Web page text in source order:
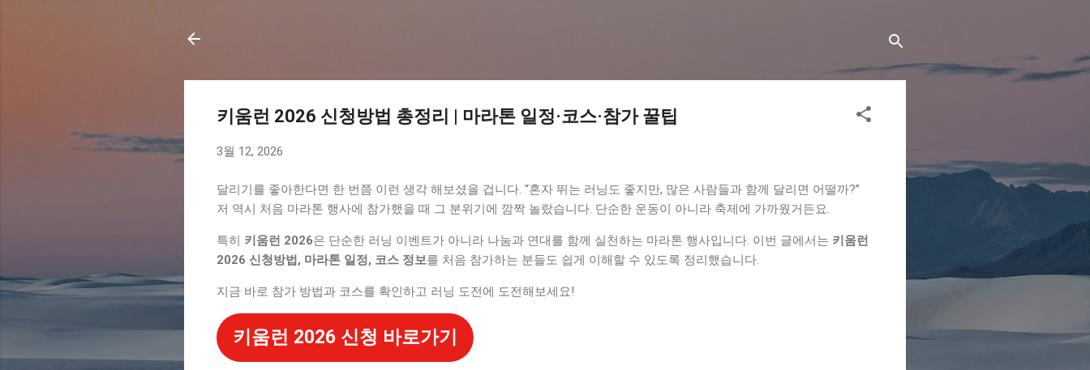
키움런 2026 신청방법 총정리 | 마라톤 일정·코스·참가 꿀팁
3월 12, 2026
달리기를 좋아한다면 한 번쯤 이런 생각 해보셨을 겁니다. “혼자 뛰는 러닝도 좋지만, 많은 사람들과 함께 달리면 어떨까?”
저 역시 처음 마라톤 행사에 참가했을 때 그 분위기에 깜짝 놀랐습니다. 단순한 운동이 아니라 축제에 가까웠거든요.
특히 키움런 2026은 단순한 러닝 이벤트가 아니라 나눔과 연대를 함께 실천하는 마라톤 행사입니다. 이번 글에서는 키움런
2026 신청방법, 마라톤 일정, 코스 정보를 처음 참가하는 분들도 쉽게 이해할 수 있도록 정리했습니다.
지금 바로 참가 방법과 코스를 확인하고 러닝 도전에 도전해보세요!
키움런 2026 신청 바로가기